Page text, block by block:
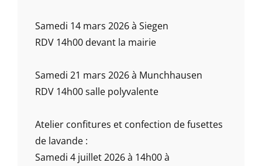
Samedi 14 mars 2026 à Siegen
RDV 14h00 devant la mairie
Samedi 21 mars 2026 à Munchhausen
RDV 14h00 salle polyvalente
Atelier confitures et confection de fusettes
de lavande :
Samedi 4 juillet 2026 à 14h00 à